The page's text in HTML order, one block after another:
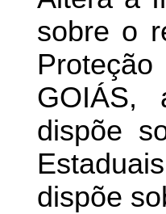
sobre o
GOIÁS,
dispõe
dispõe